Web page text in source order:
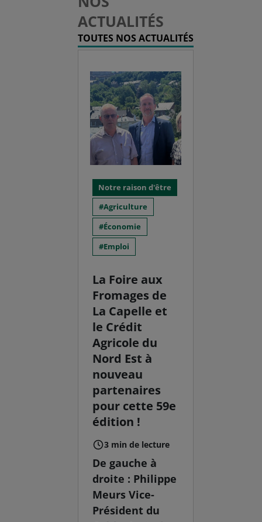
ACTUALITÉS
TOUTES NOS ACTUALITÉS
Notre raison d'être
Agriculture
Économie
Emploi
La Foire aux
Fromages de
La Capelle et
le Crédit
Agricole du
Nord Est à
nouveau
partenaires
pour cette 59e
édition !
3 min de lecture
De gauche à
droite : Philippe
Meurs Vice-
Président du